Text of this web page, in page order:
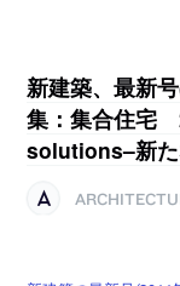
新建築、最新
集：集合住宅
solutions–新